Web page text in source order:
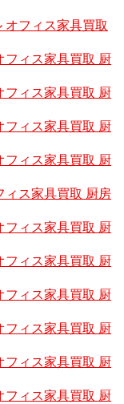
オフィス家具買取
フィス家具買取 厨
フィス家具買取 厨
フィス家具買取 厨
フィス家具買取 厨
ィス家具買取 厨房
フィス家具買取 厨
フィス家具買取 厨
フィス家具買取 厨
フィス家具買取 厨
フィス家具買取 厨
フィス家具買取 厨